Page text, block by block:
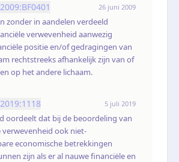
26 juni 2009
zonder in aandelen verdeeld
verwevenheid aanwezig
positie en/of gedragingen van
rechtstreeks afhankelijk zijn van of
op het andere lichaam.
5 juli 2019
oordeelt dat bij de beoordeling van
verwevenheid ook niet-
economische betrekkingen
zijn als er al nauwe financiële en